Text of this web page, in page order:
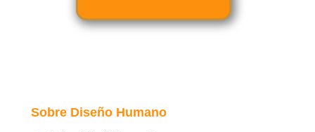
Sobre Diseño Humano